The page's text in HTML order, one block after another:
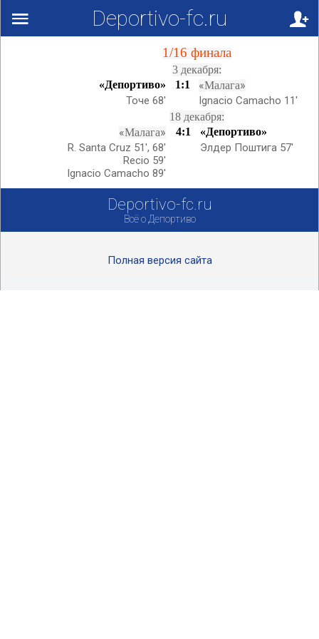
Вверх!
Deportivo-fc.ru
1/16 финала
3 декабря:
«Депортиво»
1:1 «Малага»
Точе 68' Ignacio Camacho 11'
18 декабря:
«Малага» 4:1 «Депортиво»
R. Santa Cruz 51', 68'
Recio 59'
Ignacio Camacho 89'
Элдер Поштига 57'
Deportivo-fc.ru
Всё о Депортиво
Полная версия сайта